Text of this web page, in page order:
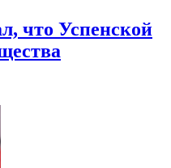
что Успенской